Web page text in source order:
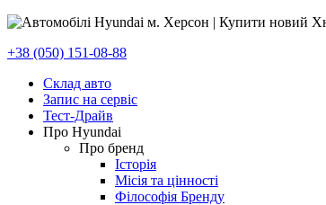
+38 (050) 151-08-88
Склад авто
Запис на сервіс
Тест-Драйв
Про Hyundai
Про бренд
Історія
Місія та цінності
Філософія Бренду